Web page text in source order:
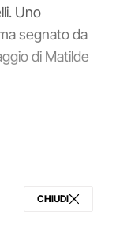
Uno
segnato da
di Matilde
CHIUDI